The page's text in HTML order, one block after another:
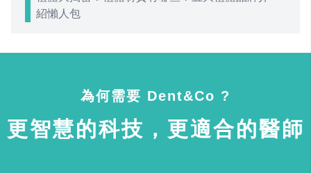
紹懶人包
為何需要 Dent&Co ?
更智慧的科技，更適合的醫師